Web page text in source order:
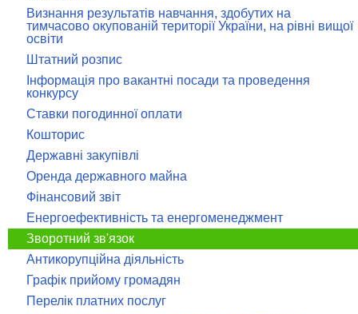
Визнання результатів навчання, здобутих на
тимчасово окупованій території України, на рівні вищої
освіти
Штатний розпис
Інформація про вакантні посади та проведення
конкурсу
Ставки погодинної оплати
Кошторис
Державні закупівлі
Оренда державного майна
Фінансовий звіт
Енергоефективність та енергоменеджмент
Зворотний зв'язок
Антикорупційна діяльність
Графік прийому громадян
Перелік платних послуг